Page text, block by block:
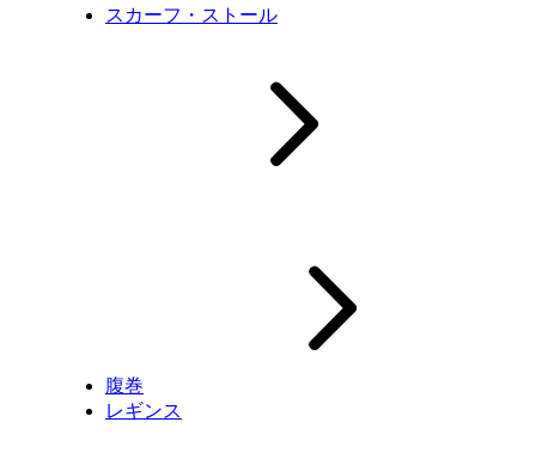
スカーフ・ストール
腹巻
レギンス